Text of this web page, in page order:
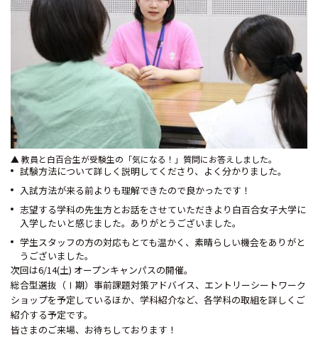
▲ 教員と白百合生が受験生の「気になる！」質問にお答えしました。
試験方法について詳しく説明してくださり、よく分かりました。
入試方法が来る前よりも理解できたので良かったです！
志望する学科の先生方とお話をさせていただきより白百合女子大学に
入学したいと感じました。ありがとうございました。
学生スタッフの方の対応もとても温かく、素晴らしい機会をありがと
うございました。
次回は6/14(土) オープンキャンパスの開催。
総合型選抜（Ⅰ期）事前課題対策アドバイス、エントリーシートワーク
ショップを予定しているほか、学科紹介など、各学科の取組を詳しくご
紹介する予定です。
皆さまのご来場、お待ちしております！